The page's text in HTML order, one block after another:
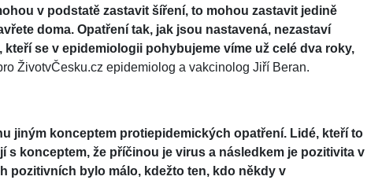
v podstatě zastavit šíření, to mohou zastavit jedině
doma. Opatření tak, jak jsou nastavená, nezastaví
se v epidemiologii pohybujeme víme už celé dva roky,
ŽivotvČesku.cz epidemiolog a vakcinolog Jiří Beran.
jiným konceptem protiepidemických opatření. Lidé, kteří to
s konceptem, že příčinou je virus a následkem je pozitivita v
pozitivních bylo málo, kdežto ten, kdo někdy v